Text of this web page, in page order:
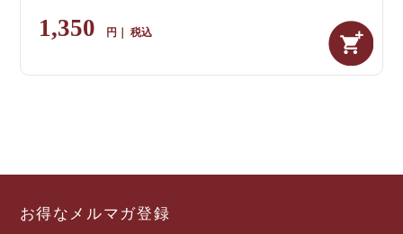
1,350 税込
お得なメルマガ登録